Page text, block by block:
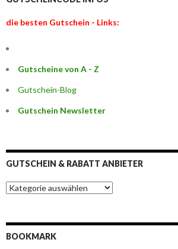
die besten Gutschein - Links:
Gutscheine von A - Z
Gutschein-Blog
Gutschein Newsletter
GUTSCHEIN & RABATT ANBIETER
G
u
h
BOOKMARK